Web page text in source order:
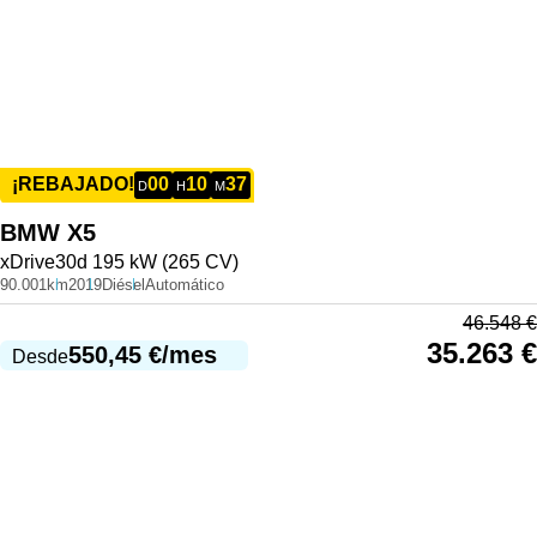
¡REBAJADO! D00 H10 M37
BMW X5
xDrive30d 195 kW (265 CV)
90.001km2019DiéselAutomático
Desde550,45 €/mes
46.548€
35.263 €